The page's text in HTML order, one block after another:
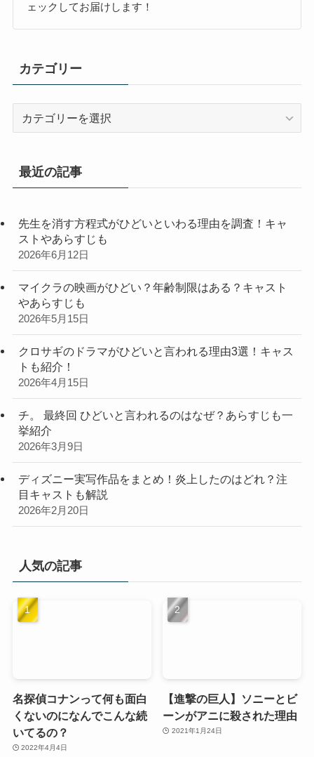
ェックしてお届けします！
カテゴリー
リ
最近の記事
先生を消す方程式がひどいといわる理由を調査！キャ
ストやあらすじも
2026年6月12日
マイクラの映画がひどい？年齢制限はある？キャスト
やあらすじも
2026年5月15日
クロサギのドラマがひどいと言われる理由3選！キャス
トも紹介！
2026年4月15日
チ。 最終回 ひどいと言われるのはなぜ？あらすじも一
挙紹介
2026年3月9日
ディズニー実写作品をまとめ！炎上したのはどれ？注
目キャストも解説
2026年2月20日
人気の記事
名探偵コナンって何も面白
くないのになんでこんな続
いてるの？
2022年4月4日
【進撃の巨人】ソニーとビ
ーンがアニに殺された理由
2021年1月24日